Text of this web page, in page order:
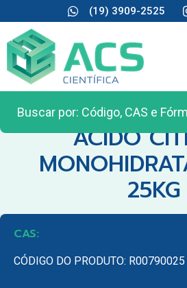
(19) 3909-2525
CATEGORIA:
ACIDO
25KG
CAS:
CÓDIGO DO PRODUTO: R00790025